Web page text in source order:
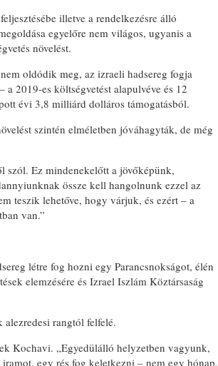
illetve a rendelkezésre álló
egyelőre nem világos, ugyanis a
növelést.
oldódik meg, az izraeli hadsereg fogja
2019-es költségvetést alapulvéve és 12
évi 3,8 milliárd dolláros támogatásból.
szintén elméletben jóváhagyták, de még
szól. Ez mindenekelőtt a jövőképünk,
össze kell hangolnunk ezzel az
teszik lehetőve, hogy várjuk, és ezért – a
van.”
létre fog hozni egy Parancsnokságot, élén
elemzésére és Izrael Iszlám Köztársaság
alezredesi rangtól felfelé.
Kochavi. „Egyedülálló helyzetben vagyunk,
egy rés fog keletkezni – nem egy hónap,